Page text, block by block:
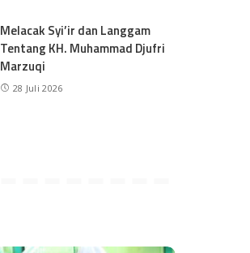
Melacak Syi’ir dan Langgam
Tentang KH. Muhammad Djufri
Marzuqi
28 Juli 2026